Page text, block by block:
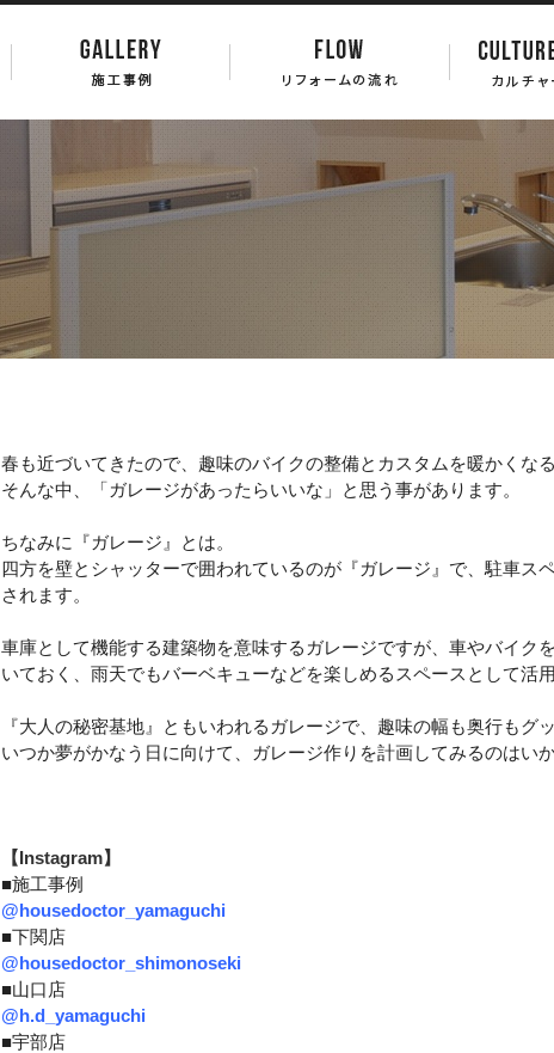
春も近づいてきたので、趣味のバイクの整備とカスタムを暖かくな
そんな中、「ガレージがあったらいいな」と思う事があります。
ちなみに『ガレージ』とは。
四方を壁とシャッターで囲われているのが『ガレージ』で、駐車
されます。
車庫として機能する建築物を意味するガレージですが、車やバイ
いておく、雨天でもバーベキューなどを楽しめるスペースとして活用
『大人の秘密基地』ともいわれるガレージで、趣味の幅も奥行もグ
いつか夢がかなう日に向けて、ガレージ作りを計画してみるのはい
【Instagram】
■施工事例
@housedoctor_yamaguchi
■下関店
@housedoctor_shimonoseki
■山口店
@h.d_yamaguchi
■宇部店